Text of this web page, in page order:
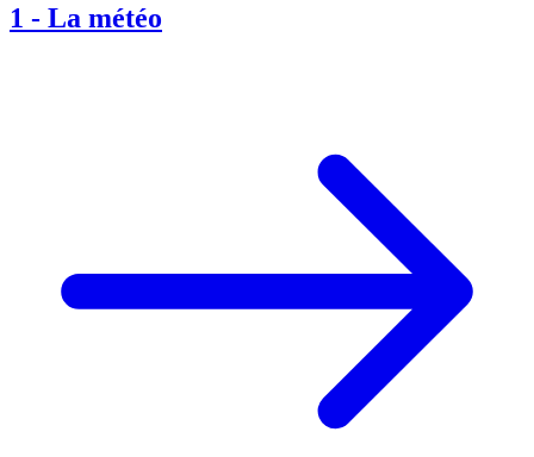
1 - La météo